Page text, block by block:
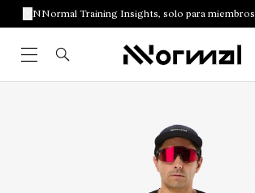
NNormal Training Insights, solo para